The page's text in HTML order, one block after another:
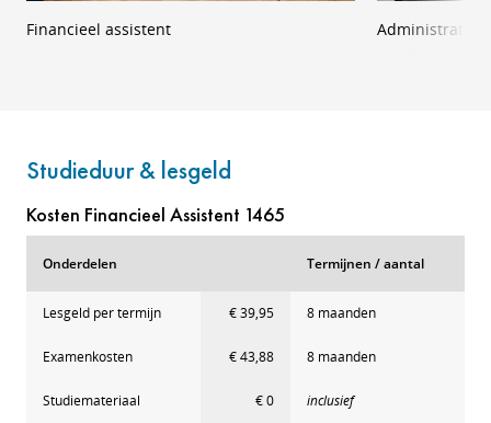
Financieel assistent Administratief
Studieduur & lesgeld
Kosten Financieel Assistent 1465
Onderdelen Termijnen / aantal
Lesgeld per termijn € 39,95 8 maanden
Examenkosten € 43,88 8 maanden
Studiemateriaal € 0 inclusief